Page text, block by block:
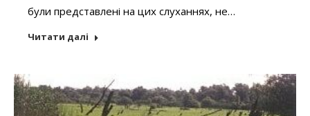
були представлені на цих слуханнях, не…
Читати далі